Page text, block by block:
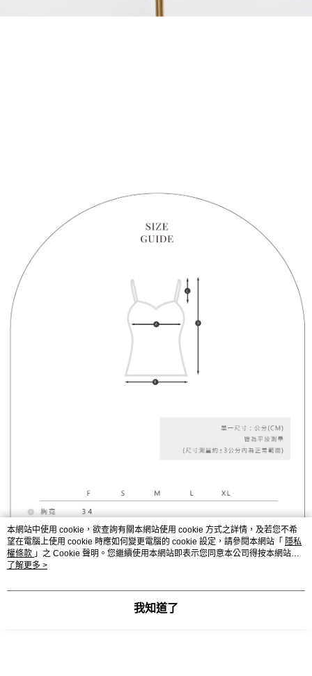
本網站中使用 cookie，欲查詢有關本網站使用 cookie 方式之詳情，及若您不希
望在電腦上使用 cookie 時應如何變更電腦的 cookie 設定，請參閱本網站「 隱私
權條款 」之 Cookie 聲明。您繼續使用本網站即表示您同意本公司得按本網站使
用條款之 Cookie 聲明使用 cookie。
了解更多 >
我知道了